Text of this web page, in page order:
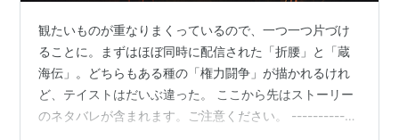
観たいものが重なりまくっているので、一つ一つ片づけ
ることに。まずはほぼ同時に配信された「折腰」と「蔵
海伝」。どちらもある種の「権力闘争」が描かれるけれ
ど、テイストはだいぶ違った。 ここから先はストーリー
のネタバレが含まれます。ご注意ください。 ------------